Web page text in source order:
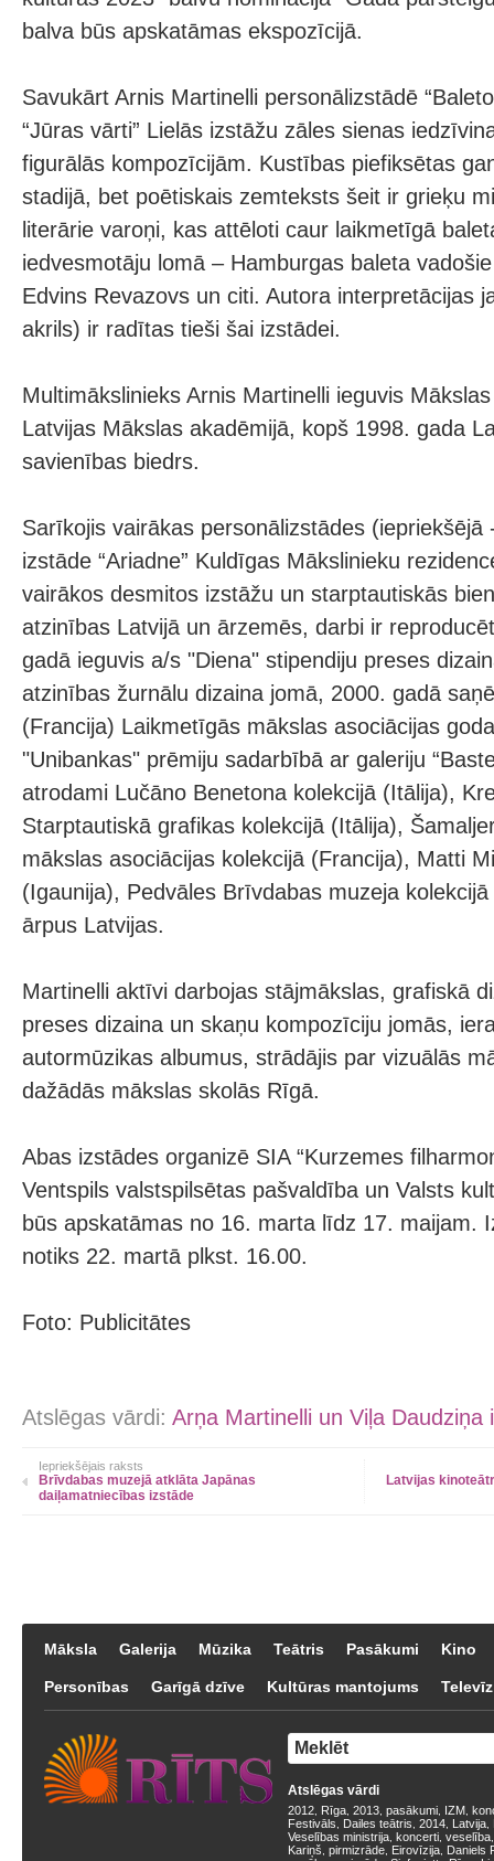
balva būs apskatāmas ekspozīcijā.
Savukārt Arnis Martinelli personālizstādē
“Jūras vārti” Lielās izstāžu zāles sienas
figurālās kompozīcijām. Kustības piefiksētas
stadijā, bet poētiskais zemteksts šeit ir grieķu
literārie varoņi, kas attēloti caur laikmetīgā
iedvesmotāju lomā – Hamburgas baleta
Edvins Revazovs un citi. Autora interpretācijas
akrils) ir radītas tieši šai izstādei.
Multimākslinieks Arnis Martinelli ieguvis
Latvijas Mākslas akadēmijā, kopš 1998. gada
savienības biedrs.
Sarīkojis vairākas personālizstādes (iepriekšējā
izstāde “Ariadne” Kuldīgas Mākslinieku
vairākos desmitos izstāžu un starptautiskās
atzinības Latvijā un ārzemēs, darbi ir
gadā ieguvis a/s "Diena" stipendiju preses
atzinības žurnālu dizaina jomā, 2000. gadā
(Francija) Laikmetīgās mākslas asociācijas
"Unibankas" prēmiju sadarbībā ar galeriju
atrodami Lučāno Benetona kolekcijā (Itālija),
Starptautiskā grafikas kolekcijā (Itālija),
mākslas asociācijas kolekcijā (Francija), Matti
(Igaunija), Pedvāles Brīvdabas muzeja
ārpus Latvijas.
Martinelli aktīvi darbojas stājmākslas, grafiskā
preses dizaina un skaņu kompozīciju jomās,
autormūzikas albumus, strādājis par vizuālās
dažādās mākslas skolās Rīgā.
Abas izstādes organizē SIA “Kurzemes
Ventspils valstspilsētas pašvaldība un Valsts
būs apskatāmas no 16. marta līdz 17. maijam.
notiks 22. martā plkst. 16.00.
Foto: Publicitātes
Atslēgas vārdi: Arņa Martinelli un Viļa Daudziņa
Iepriekšējais raksts
Brīvdabas muzejā atklāta Japānas
daiļamatniecības izstāde
Latvijas
Māksla Galerija Mūzika Teātris Pasākumi Kino
Personības Garīgā dzīve Kultūras mantojums
Atslēgas vārdi
2012 Rīga 2013 pasākumi IZM
Festivāls
Dailes teātris 2014 Latvija
Veselības ministrija koncerti veselība
Kariņš pirmizrāde Eirovīzija Daniels